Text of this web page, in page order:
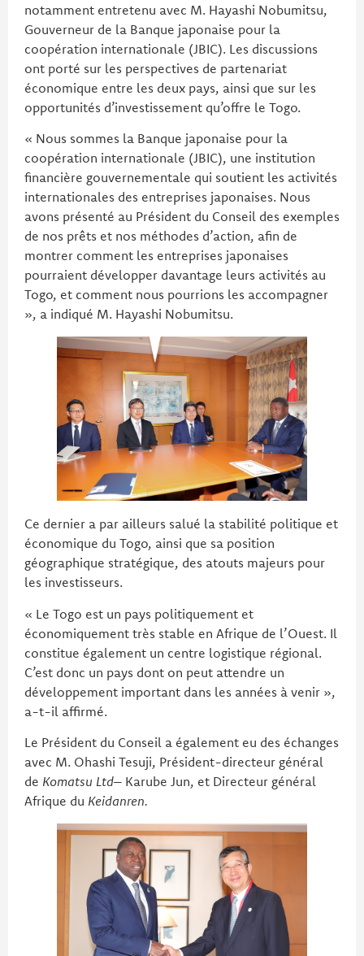
notamment entretenu avec M. Hayashi Nobumitsu,
Gouverneur de la Banque japonaise pour la
coopération internationale (JBIC). Les discussions
ont porté sur les perspectives de partenariat
économique entre les deux pays, ainsi que sur les
opportunités d’investissement qu’offre le Togo.
« Nous sommes la Banque japonaise pour la
coopération internationale (JBIC), une institution
financière gouvernementale qui soutient les activités
internationales des entreprises japonaises. Nous
avons présenté au Président du Conseil des exemples
de nos prêts et nos méthodes d’action, afin de
montrer comment les entreprises japonaises
pourraient développer davantage leurs activités au
Togo, et comment nous pourrions les accompagner
», a indiqué M. Hayashi Nobumitsu.
Ce dernier a par ailleurs salué la stabilité politique et
économique du Togo, ainsi que sa position
géographique stratégique, des atouts majeurs pour
les investisseurs.
« Le Togo est un pays politiquement et
économiquement très stable en Afrique de l’Ouest. Il
constitue également un centre logistique régional.
C’est donc un pays dont on peut attendre un
développement important dans les années à venir »,
a-t-il affirmé.
Le Président du Conseil a également eu des échanges
avec M. Ohashi Tesuji, Président-directeur général
de Komatsu Ltd– Karube Jun, et Directeur général
Afrique du Keidanren.